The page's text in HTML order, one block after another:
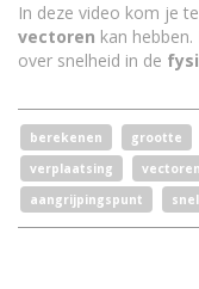
In deze video kom je
vectoren kan
over snelheid in de
berekenen grootte
verplaatsing
vectoren
aangrijpingspunt